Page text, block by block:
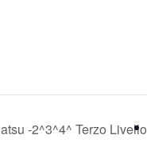
-2^3^4^ Terzo Livello